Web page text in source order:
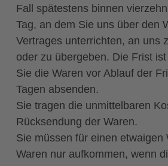
Fall spätestens binnen
Tag, an dem Sie uns über den
Vertrages unterrichten, an uns
oder zu übergeben. Die Frist
Sie die Waren vor Ablauf der
Tagen absenden.
Sie tragen die unmittelbaren
Rücksendung der Waren.
Sie müssen für einen etwaigen
Waren nur aufkommen, wenn